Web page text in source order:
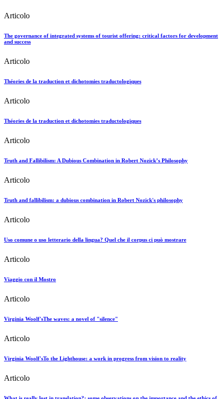
Articolo
The governance of integrated systems of tourist offering: critical factors for development
and success
Articolo
Théories de la traduction et dichotomies traductologiques
Articolo
Théories de la traduction et dichotomies traductologiques
Articolo
Truth and Fallibilism: A Dubious Combination in Robert Nozick’s Philosophy
Articolo
Truth and fallibilism: a dubious combination in Robert Nozick's philosophy
Articolo
Uso comune o uso letterario della lingua? Quel che il corpus ci può mostrare
Articolo
Viaggio con il Mostro
Articolo
Virginia Woolf'sThe waves: a novel of "silence"
Articolo
Virginia Woolf'sTo the Lighthouse: a work in progress from vision to reality
Articolo